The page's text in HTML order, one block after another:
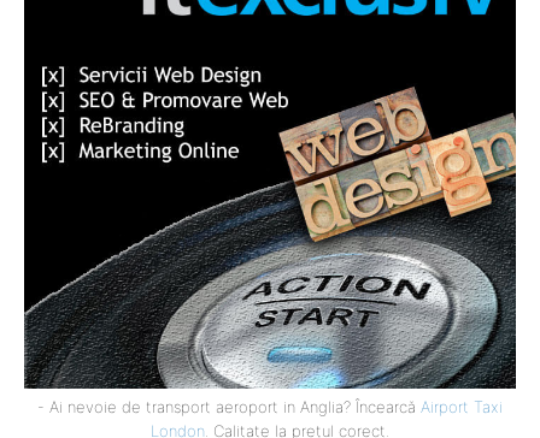
- Ai nevoie de transport aeroport in Anglia? Încearcă Airport Taxi
London . Calitate la prețul corect.